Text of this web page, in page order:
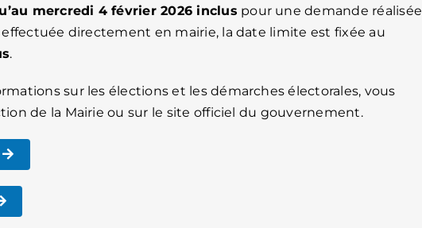
mercredi 4 février 2026 inclus pour une demande réalisée
directement en mairie, la date limite est fixée au
.
sur les élections et les démarches électorales, vous
de la Mairie ou sur le site officiel du gouvernement.